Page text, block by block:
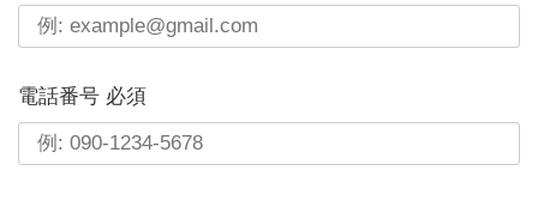
電話番号 必須